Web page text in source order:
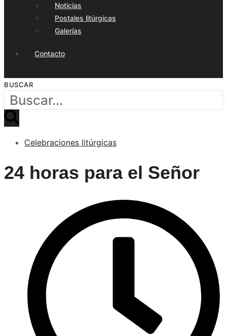
Noticias
Postales litúrgicas
Galerías
Contacto
BUSCAR
Celebraciones litúrgicas
24 horas para el Señor